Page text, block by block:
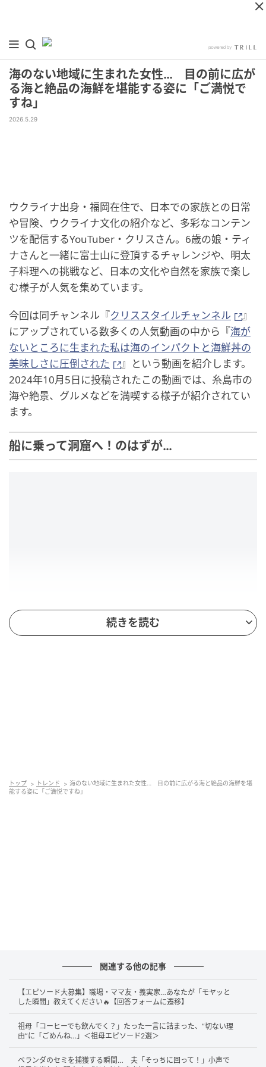
海のない地域に生まれた女性… 目の前に広が
る海と絶品の海鮮を堪能する姿に「ご満悦で
すね」
2026.5.29
ウクライナ出身・福岡在住で、日本での家族との日常
や冒険、ウクライナ文化の紹介など、多彩なコンテン
ツを配信するYouTuber・クリスさん。6歳の娘・ティ
ナさんと一緒に富士山に登頂するチャレンジや、明太
子料理への挑戦など、日本の文化や自然を家族で楽し
む様子が人気を集めています。
今回は同チャンネル『クリススタイルチャンネル
』
にアップされている数多くの人気動画の中から『海が
ないところに生まれた私は海のインパクトと海鮮丼の
美味しさに圧倒された
』という動画を紹介します。
2024年10月5日に投稿されたこの動画では、糸島市の
海や絶景、グルメなどを満喫する様子が紹介されてい
ます。
船に乗って洞窟へ！のはずが…
福岡県糸島市にやってきた配信者さん。この日は船に
続きを読む
トップ トレンド
海のない地域に生まれた女性… 目の前に広がる海と絶品の海鮮を堪
能する姿に「ご満悦ですね」
関連する他の記事
【エピソード大募集】職場・ママ友・義実家…あなたが「モヤッと
した瞬間」教えてください🔥【回答フォームに遷移】
祖母「コーヒーでも飲んでく？」たった一言に詰まった、“切ない理
由”に「ごめんね…」＜祖母エピソード2選＞
ベランダのセミを捕獲する瞬間… 夫「そっちに回って！」小声で